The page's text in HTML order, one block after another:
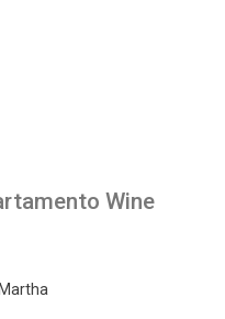
Wine